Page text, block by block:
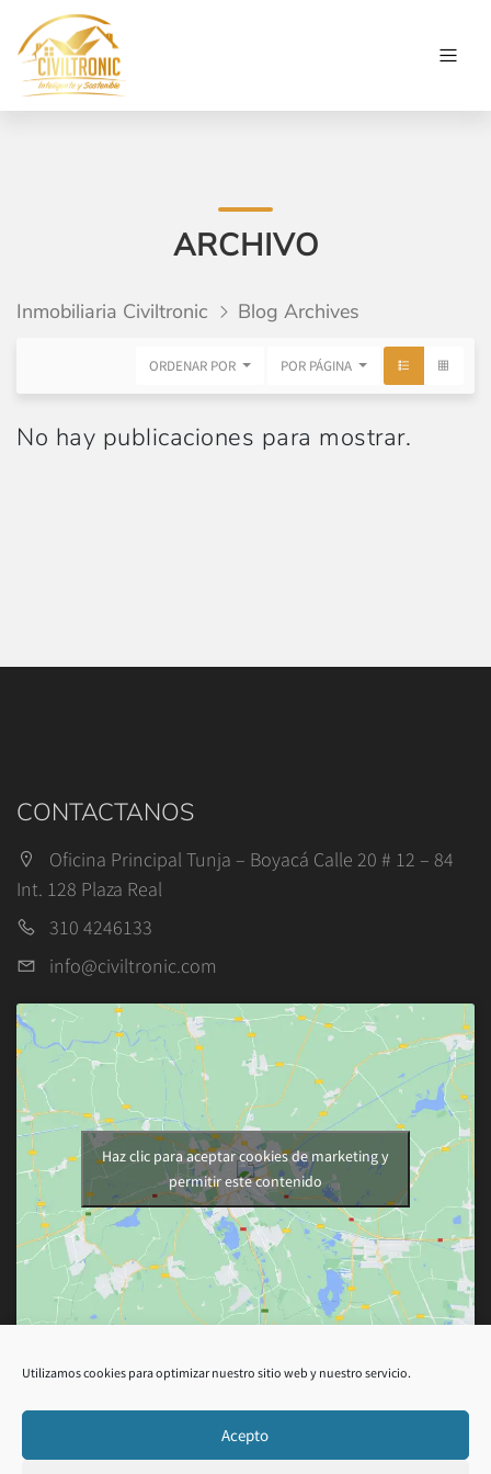
Utilizamos cookies para optimizar nuestro sitio web y nuestro servicio.
Acepto
ARCHIVO
Inmobiliaria Civiltronic Blog Archives
ORDENAR POR POR PÁGINA
No hay publicaciones para mostrar.
CONTACTANOS
Oficina Principal Tunja – Boyacá Calle 20 # 12 – 84
Int. 128 Plaza Real
310 4246133
info@civiltronic.com
Haz clic para aceptar cookies de marketing y
permitir este contenido